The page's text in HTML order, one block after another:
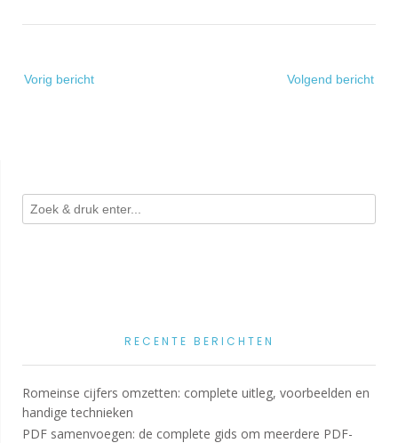
navigatie
Vorig bericht Volgend bericht
RECENTE BERICHTEN
Romeinse cijfers omzetten: complete uitleg, voorbeelden en
handige technieken
PDF samenvoegen: de complete gids om meerdere PDF-